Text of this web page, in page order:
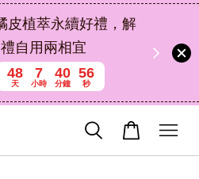
皮植萃永續好禮，解
自用兩相宜
48
天
7
小時
40
分鐘
55
秒